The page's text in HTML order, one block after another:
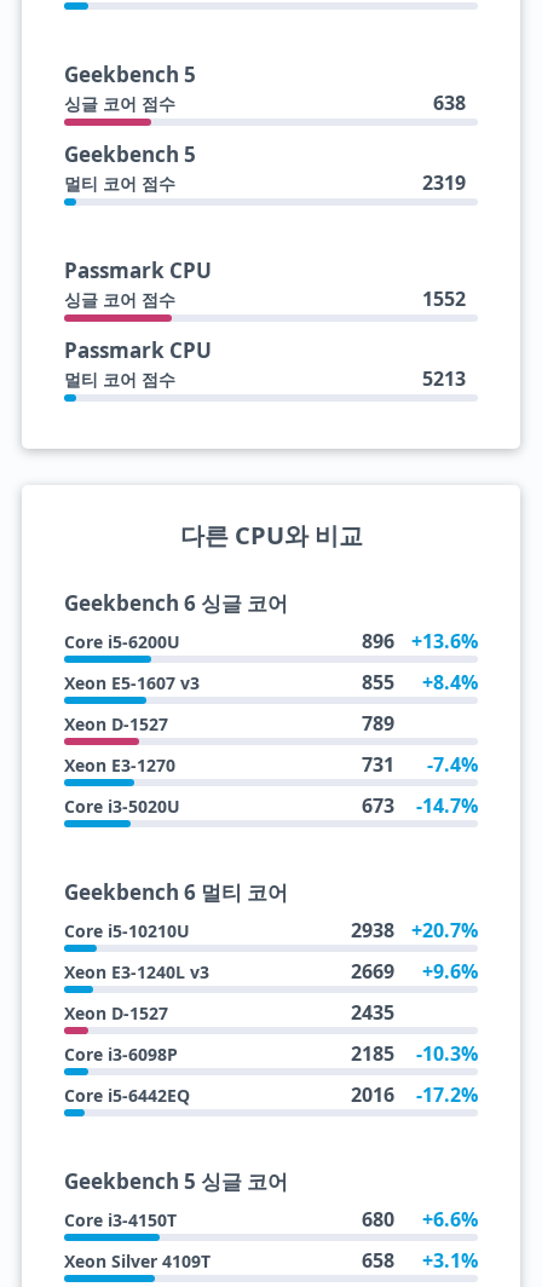
Geekbench 5
싱글 코어 점수 638
Geekbench 5
멀티 코어 점수 2319
Passmark CPU
싱글 코어 점수 1552
Passmark CPU
멀티 코어 점수 5213
다른 CPU와 비교
Geekbench 6 싱글 코어
Core i5-6200U 896 +13.6%
Xeon E5-1607 v3 855 +8.4%
Xeon D-1527 789
Xeon E3-1270 731 -7.4%
Core i3-5020U 673 -14.7%
Geekbench 6 멀티 코어
Core i5-10210U 2938 +20.7%
Xeon E3-1240L v3 2669 +9.6%
Xeon D-1527 2435
Core i3-6098P 2185 -10.3%
Core i5-6442EQ 2016 -17.2%
Geekbench 5 싱글 코어
Core i3-4150T 680 +6.6%
Xeon Silver 4109T 658 +3.1%